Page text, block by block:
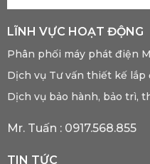
LĨNH VỰC HOẠT ĐỘNG
Phân phối máy phát điện
Dịch vụ Tư vấn thiết kế
Dịch vụ bảo hành, bảo trì,
Mr. Tuấn : 0917.568.855
TIN TỨC